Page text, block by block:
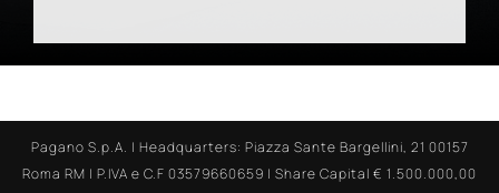
Pagano S.p.A. | Headquarters: Piazza Sante Bargellini, 21 00157
Roma RM | P.IVA e C.F 03579660659 | Share Capital € 1.500.000,00